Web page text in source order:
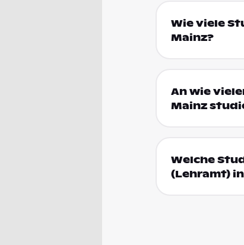
Wie viele
Mainz?
An wie
Mainz
Welche
(Lehramt)